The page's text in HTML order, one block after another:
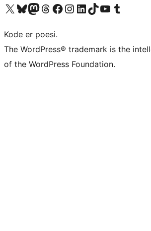
Besøk vår konto på X Visit our Bluesky account
Besøk vår Mastodon-konto
Visit our Threads account
Besøk vår Facebook-sideBesøk vår Instagram-konto
Besøk vår LinkedIn-konto
Visit our TikTok account
Visit our YouTube channel
Visit our Tumblr account
Kode er poesi.
The WordPress® trademark is the
of the WordPress Foundation.